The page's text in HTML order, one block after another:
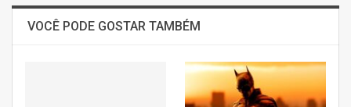
VOCÊ PODE GOSTAR TAMBÉM